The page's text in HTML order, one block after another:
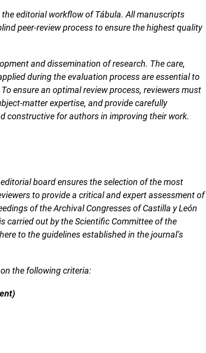
editorial workflow of Tábula. All manuscripts
peer-review process to ensure the highest quality
and dissemination of research. The care,
during the evaluation process are essential to
ensure an optimal review process, reviewers must
matter expertise, and provide carefully
constructive for authors in improving their work.
board ensures the selection of the most
to provide a critical and expert assessment of
of the Archival Congresses of Castilla y León
carried out by the Scientific Committee of the
to the guidelines established in the journal’s
the following criteria: